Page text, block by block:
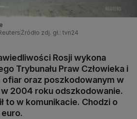
Źródło zdj. gł.: tvn24
Rosji wykona
Trybunału Praw Człowieka i
ofiar oraz poszkodowanym w
w 2004 roku odszkodowanie.
to w komunikacie. Chodzi o